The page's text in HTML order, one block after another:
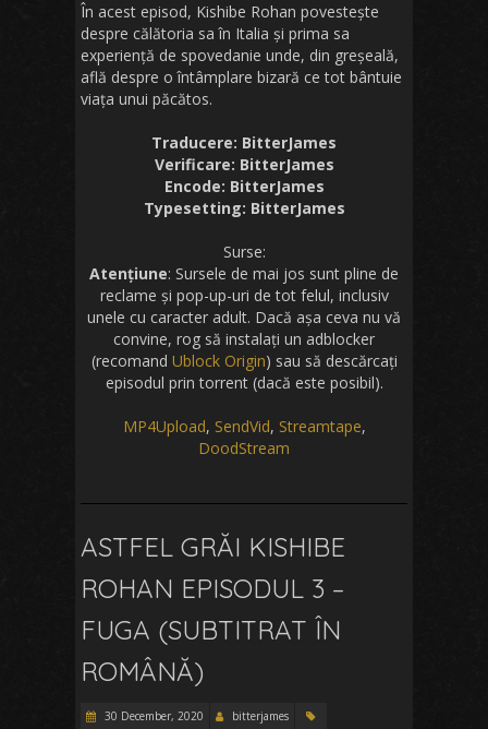
În acest episod, Kishibe Rohan povestește
despre călătoria sa în Italia și prima sa
experiență de spovedanie unde, din greșeală,
află despre o întâmplare bizară ce tot bântuie
viața unui păcătos.
Traducere: BitterJames
Verificare: BitterJames
Encode: BitterJames
Typesetting: BitterJames
Surse:
Atențiune: Sursele de mai jos sunt pline de
reclame și pop-up-uri de tot felul, inclusiv
unele cu caracter adult. Dacă așa ceva nu vă
convine, rog să instalați un adblocker
(recomand Ublock Origin) sau să descărcați
episodul prin torrent (dacă este posibil).
MP4Upload, SendVid, Streamtape,
DoodStream
ASTFEL GRĂI KISHIBE
ROHAN EPISODUL 3 –
FUGA (SUBTITRAT ÎN
ROMÂNĂ)
30 December, 2020
bitterjames